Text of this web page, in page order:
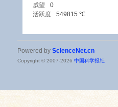
威望
0
活跃度
549815 ℃
Powered by ScienceNet.cn
Copyright © 2007-2026 中国科学报社